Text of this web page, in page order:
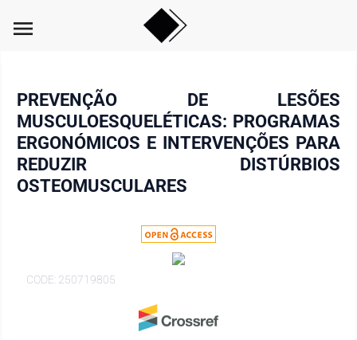
menu
PREVENÇÃO DE LESÕES
MUSCULOESQUELÉTICAS: PROGRAMAS
ERGONÓMICOS E INTERVENÇÕES PARA
REDUZIR DISTÚRBIOS
OSTEOMUSCULARES
CODE: 250719805